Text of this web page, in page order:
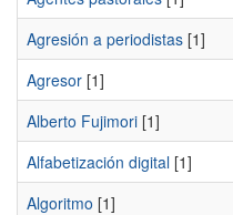
Agresión a periodistas [1]
Agresor [1]
Alberto Fujimori [1]
Alfabetización digital [1]
Algoritmo [1]